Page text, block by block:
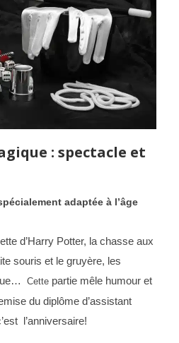
: spectacle et
adaptée à l’âge
d’Harry Potter, la chasse aux
souris et le gruyère, les
Cette partie mêle humour et
du diplôme d’assistant
l’anniversaire!